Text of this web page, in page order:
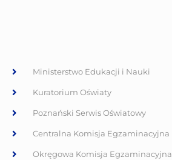
Ministerstwo Edukacji i Nauki
Kuratorium Oświaty
Poznański Serwis Oświatowy
Centralna Komisja Egzaminacyjna
Okręgowa Komisja Egzaminacyjna